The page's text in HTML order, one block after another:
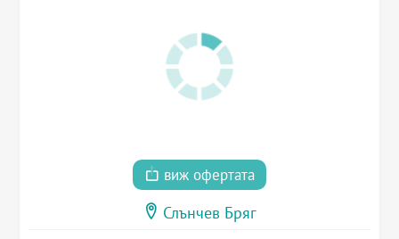
виж офертата
Слънчев Бряг